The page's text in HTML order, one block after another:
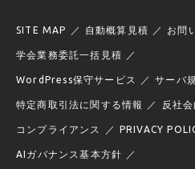
SITE MAP 自動概算見積 お問
学会業務委託一括見積
WordPress保守サービス サーバ
特定商取引法に関する情報 反社
コンプライアンス PRIVACY
AIガバナンス基本方針